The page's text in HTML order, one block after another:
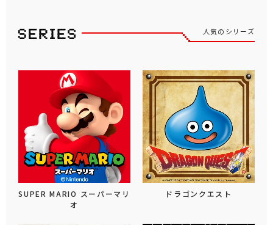
人気のシリーズ
SUPER MARIO スーパーマリ
オ
ドラゴンクエスト